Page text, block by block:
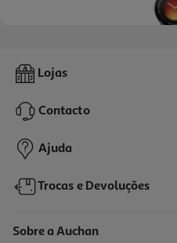
Smartwatch Xiaomi Watch 5 Black
249,99 €
Lojas
Contacto
Ajuda
Trocas e Devoluções
Sobre a Auchan